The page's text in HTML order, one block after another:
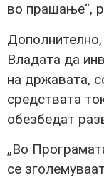
во прашање“,
Владата да
на државата,
средствата
обезбедат
„Во
се